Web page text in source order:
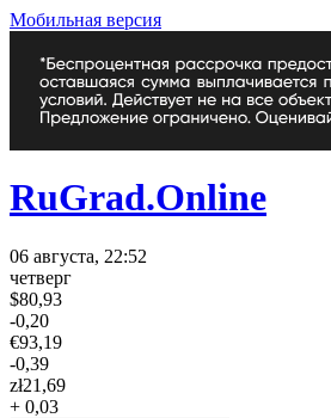
Мобильная версия
RuGrad.Online
06 августа, 22:52
четверг
$80,93
-0,20
€93,19
-0,39
zł21,69
+ 0,03